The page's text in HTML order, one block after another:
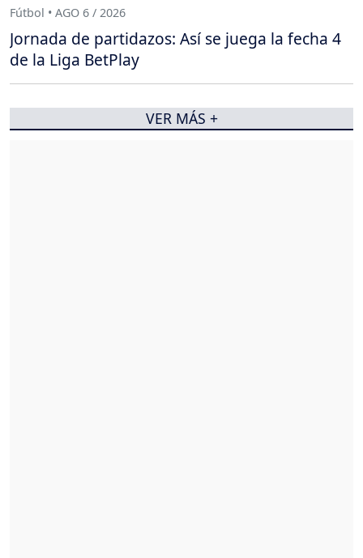
Fútbol • AGO 6 / 2026
Jornada de partidazos: Así se juega la fecha 4
de la Liga BetPlay
VER MÁS +